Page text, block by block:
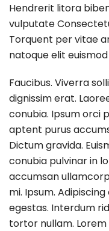
Hendrerit litora
vulputate
Torquent per vitae
natoque elit
Faucibus. Viverra
dignissim erat.
conubia. Ipsum orci
aptent purus
Dictum gravida.
conubia pulvinar in
accumsan
mi. Ipsum.
egestas. Interdum
tortor nullam. Lorem